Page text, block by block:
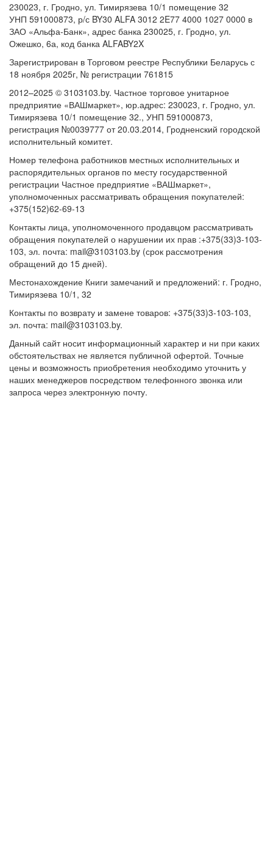
230023, г. Гродно, ул. Тимирязева 10/1 помещение 32
УНП 591000873, р/с BY30 ALFA 3012 2E77 4000 1027 0000 в
ЗАО «Альфа-Банк», адрес банка 230025, г. Гродно, ул.
Ожешко, 6а, код банка ALFABY2X
Зарегистрирован в Торговом реестре Республики Беларусь с
18 ноября 2025г, № регистрации 761815
2012–2025 © 3103103.by. Частное торговое унитарное
предприятие «ВАШмаркет», юр.адрес: 230023, г. Гродно, ул.
Тимирязева 10/1 помещение 32., УНП 591000873,
регистрация №0039777 от 20.03.2014, Гродненский городской
исполнительный комитет.
Номер телефона работников местных исполнительных и
распорядительных органов по месту государственной
регистрации Частное предприятие «ВАШмаркет»,
уполномоченных рассматривать обращения покупателей:
+375(152)62-69-13
Контакты лица, уполномоченного продавцом рассматривать
обращения покупателей о нарушении их прав :+375(33)3-103-
103, эл. почта: mail@3103103.by (срок рассмотрения
обращений до 15 дней).
Местонахождение Книги замечаний и предложений: г. Гродно,
Тимирязева 10/1, 32
Контакты по возврату и замене товаров: +375(33)3-103-103,
эл. почта: mail@3103103.by.
Данный сайт носит информационный характер и ни при каких
обстоятельствах не является публичной офертой. Точные
цены и возможность приобретения необходимо уточнить у
наших менеджеров посредством телефонного звонка или
запроса через электронную почту.